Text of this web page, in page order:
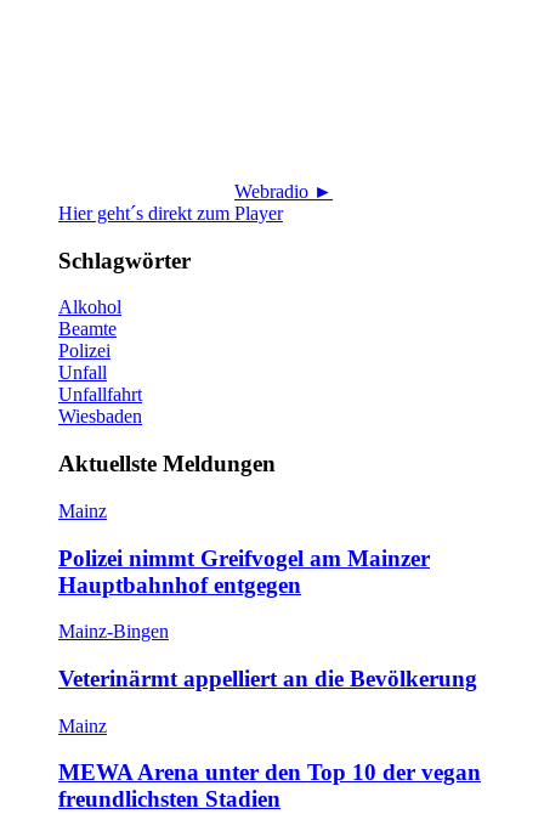
Webradio ►
Hier geht´s direkt zum Player
Schlagwörter
Alkohol
Beamte
Polizei
Unfall
Unfallfahrt
Wiesbaden
Aktuellste Meldungen
Mainz
Polizei nimmt Greifvogel am Mainzer
Hauptbahnhof entgegen
Mainz-Bingen
Veterinärmt appelliert an die Bevölkerung
Mainz
MEWA Arena unter den Top 10 der vegan
freundlichsten Stadien